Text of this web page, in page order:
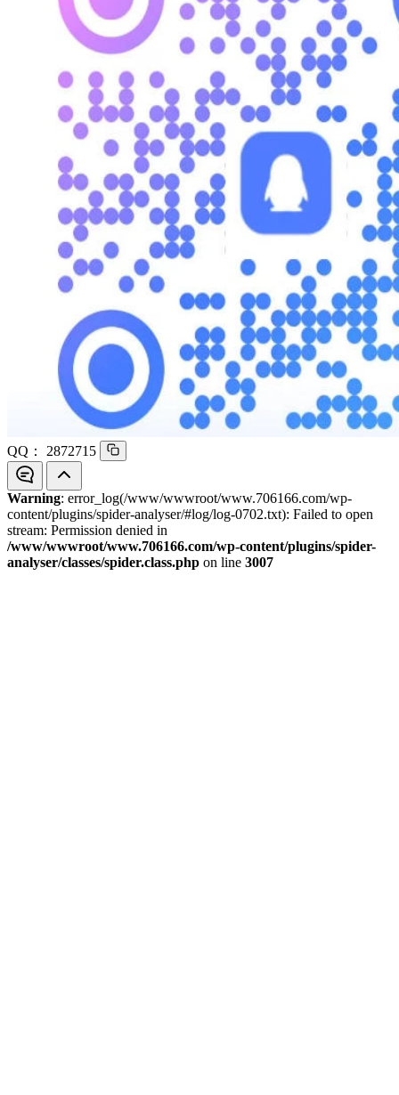
QQ： 2872715
Warning: error_log(/www/wwwroot/www.706166.com/wp-
content/plugins/spider-analyser/#log/log-0702.txt): Failed to open
stream: Permission denied in
/www/wwwroot/www.706166.com/wp-content/plugins/spider-
analyser/classes/spider.class.php on line 3007